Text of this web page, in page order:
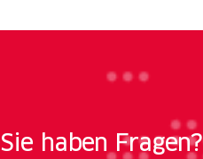
Sie haben Fragen?